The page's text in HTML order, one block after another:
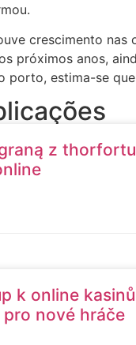
crescimento
próximos anos,
porto, estima-se
z
k online
nové hráče